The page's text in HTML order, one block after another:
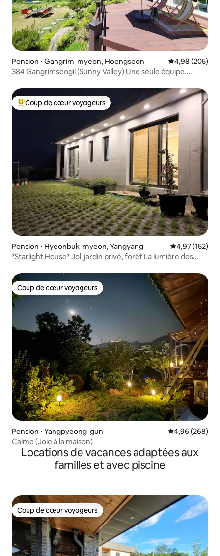
Pension ⋅ Gangrim-myeon, Hoengseon Évaluation
4,98 (205)
384 Gangrimseogil (Sunny Valley) Une seule équipe.
Coups de cœur voyageurs les plus appréciés
Coup de cœur voyageurs
Pension ⋅ Hyeonbuk-myeon, Yangyang Évaluation
4,97 (152)
*Starlight House* Joli jardin privé, forêt La lumière des
Coup de cœur voyageurs
Coup de cœur voyageurs
Pension ⋅ Yangpyeong-gun Évaluation
4,96 (268)
Calme (Joie à la maison)
Locations de vacances adaptées aux
familles et avec piscine
Coup de cœur voyageurs
Coup de cœur voyageurs